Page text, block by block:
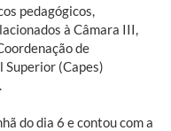
pedagógicos,
à Câmara III,
de
Superior (Capes)
do dia 6 e contou com a